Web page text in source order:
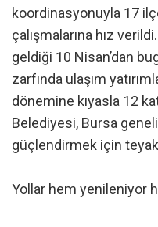
koordinasyonuyla 17
çalışmalarına hız
geldiği 10 Nisan’dan
zarfında ulaşım
dönemine kıyasla 12
Belediyesi, Bursa
güçlendirmek için
Yollar hem yenileniyor